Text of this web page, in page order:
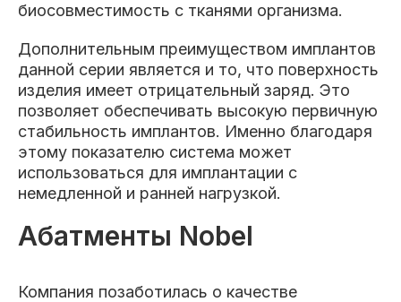
биосовместимость с тканями организма.
Дополнительным преимуществом имплантов
данной серии является и то, что поверхность
изделия имеет отрицательный заряд. Это
позволяет обеспечивать высокую первичную
стабильность имплантов. Именно благодаря
этому показателю система может
использоваться для имплантации с
немедленной и ранней нагрузкой.
Абатменты Nobel
Компания позаботилась о качестве